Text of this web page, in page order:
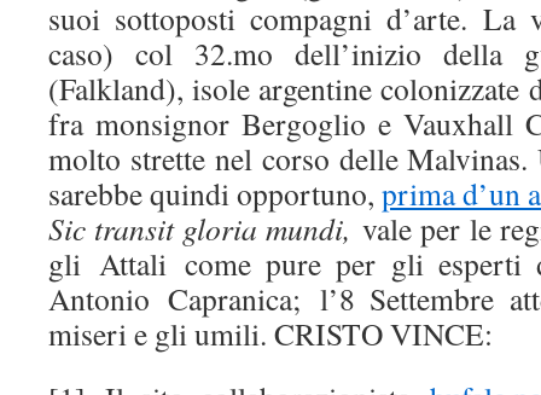
suoi sottoposti compagni d’arte. La
caso) col 32.mo dell’inizio della
(Falkland), isole argentine colonizzate
fra monsignor Bergoglio e Vauxhall
molto strette nel corso delle Malvinas.
sarebbe quindi opportuno, prima d’un
Sic transit gloria mundi, vale per le
gli Attali come pure per gli esperti
Antonio Capranica; l’8 Settembre
miseri e gli umili. CRISTO VINCE: